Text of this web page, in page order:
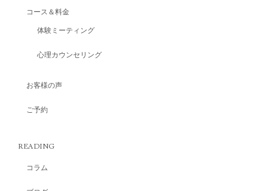
コース＆料金
体験ミーティング
心理カウンセリング
お客様の声
ご予約
READING
コラム